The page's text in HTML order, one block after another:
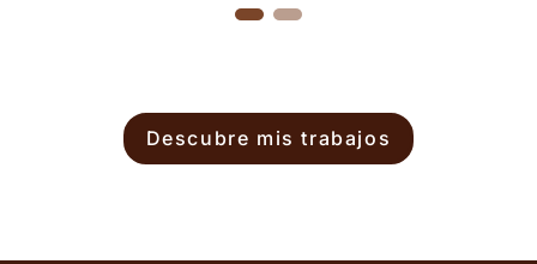
simetrías y ergonomía. Es cómodo
instrumento noble y fácil de tocar.
Descubre mis trabajos